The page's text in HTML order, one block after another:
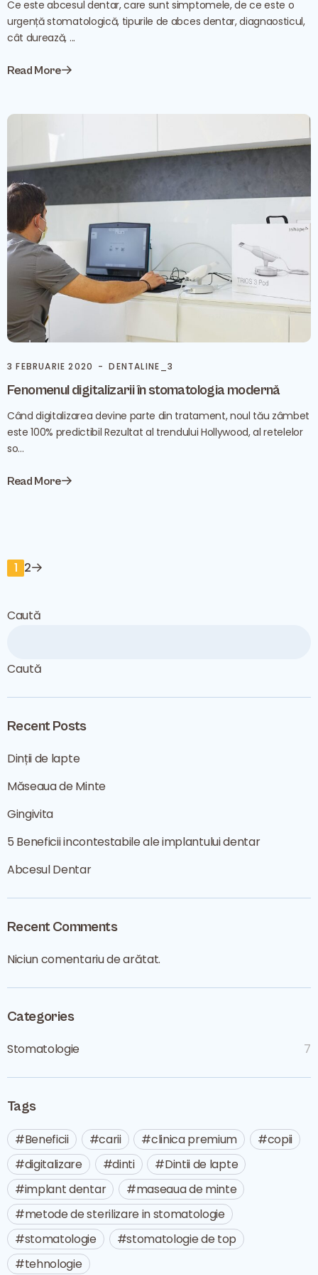
Caută
Caută
Recent Posts
Dinții de lapte
Măseaua de Minte
Gingivita
5 Beneficii incontestabile ale implantului dentar
Abcesul Dentar
Recent Comments
Niciun comentariu de arătat.
Categories
Stomatologie
7
Tags
Beneficii
carii clinica premium
copii
digitalizare
dinti
Dintii de lapte
implant dentar
maseaua de minte
metode de sterilizare in stomatologie
stomatologie
stomatologie de top
tehnologie
Ce este abcesul dentar, care sunt simptomele, de ce este o
urgență stomatologică, tipurile de abces dentar, diagnaosticul,
cât durează, ...
Read More
3 FEBRUARIE 2020 DENTALINE_3
Fenomenul digitalizarii în stomatologia modernă
Când digitalizarea devine parte din tratament, noul tău zâmbet
este 100% predictibil Rezultat al trendului Hollywood, al retelelor
so...
Read More
1 2